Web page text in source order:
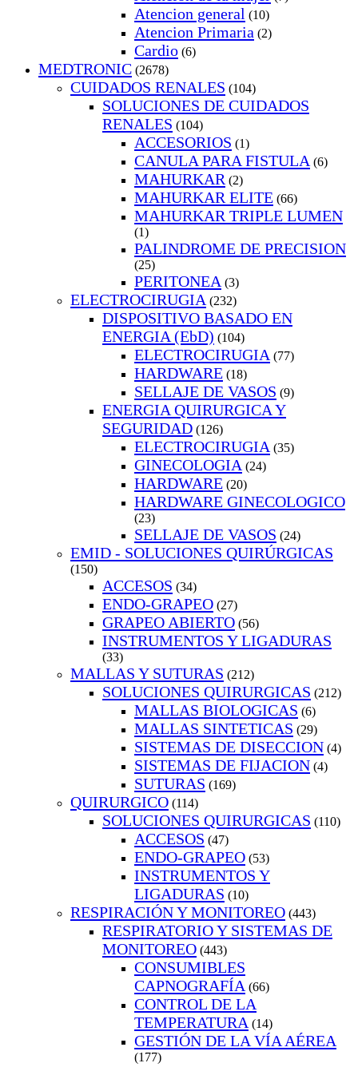
Atencion general (10)
Atencion Primaria (2)
Cardio (6)
MEDTRONIC (2678)
CUIDADOS RENALES (104)
SOLUCIONES DE CUIDADOS
RENALES (104)
ACCESORIOS (1)
CANULA PARA FISTULA (6)
MAHURKAR (2)
MAHURKAR ELITE (66)
MAHURKAR TRIPLE LUMEN
(1)
PALINDROME DE PRECISION
(25)
PERITONEA (3)
ELECTROCIRUGIA (232)
DISPOSITIVO BASADO EN
ENERGIA (EbD) (104)
ELECTROCIRUGIA (77)
HARDWARE (18)
SELLAJE DE VASOS (9)
ENERGIA QUIRURGICA Y
SEGURIDAD (126)
ELECTROCIRUGIA (35)
GINECOLOGIA (24)
HARDWARE (20)
HARDWARE GINECOLOGICO
(23)
SELLAJE DE VASOS (24)
EMID - SOLUCIONES QUIRÚRGICAS
(150)
ACCESOS (34)
ENDO-GRAPEO (27)
GRAPEO ABIERTO (56)
INSTRUMENTOS Y LIGADURAS
(33)
MALLAS Y SUTURAS (212)
SOLUCIONES QUIRURGICAS (212)
MALLAS BIOLOGICAS (6)
MALLAS SINTETICAS (29)
SISTEMAS DE DISECCION (4)
SISTEMAS DE FIJACION (4)
SUTURAS (169)
QUIRURGICO (114)
SOLUCIONES QUIRURGICAS (110)
ACCESOS (47)
ENDO-GRAPEO (53)
INSTRUMENTOS Y
LIGADURAS (10)
RESPIRACIÓN Y MONITOREO (443)
RESPIRATORIO Y SISTEMAS DE
MONITOREO (443)
CONSUMIBLES
CAPNOGRAFÍA (66)
CONTROL DE LA
TEMPERATURA (14)
GESTIÓN DE LA VÍA AÉREA
(177)